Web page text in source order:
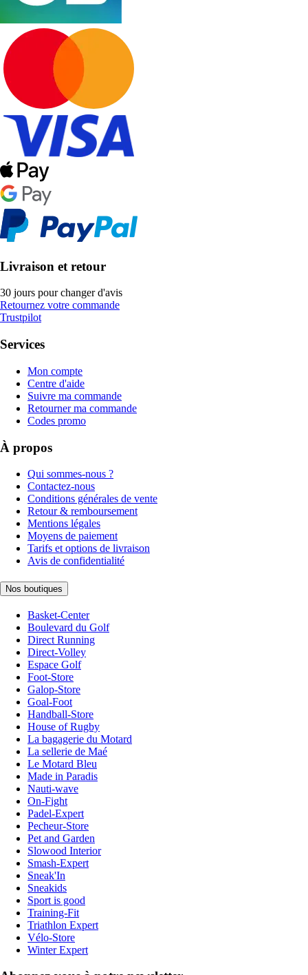
Livraison et retour
30 jours pour changer d'avis
Retournez votre commande
Trustpilot
Services
Mon compte
Centre d'aide
Suivre ma commande
Retourner ma commande
Codes promo
À propos
Qui sommes-nous ?
Contactez-nous
Conditions générales de vente
Retour & remboursement
Mentions légales
Moyens de paiement
Tarifs et options de livraison
Avis de confidentialité
Nos boutiques
Basket-Center
Boulevard du Golf
Direct Running
Direct-Volley
Espace Golf
Foot-Store
Galop-Store
Goal-Foot
Handball-Store
House of Rugby
La bagagerie du Motard
La sellerie de Maé
Le Motard Bleu
Made in Paradis
Nauti-wave
On-Fight
Padel-Expert
Pecheur-Store
Pet and Garden
Slowood Interior
Smash-Expert
Sneak'In
Sneakids
Sport is good
Training-Fit
Triathlon Expert
Vélo-Store
Winter Expert